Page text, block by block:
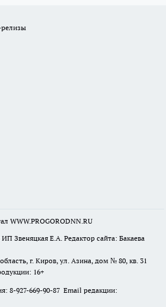
релизы
WWW.PROGORODNN.RU
Звеняцкая Е.А. Редактор сайта: Бакаева
г. Киров, ул. Азина, дом № 80, кв. 31
16+
8-927-669-90-87 Email редакции: